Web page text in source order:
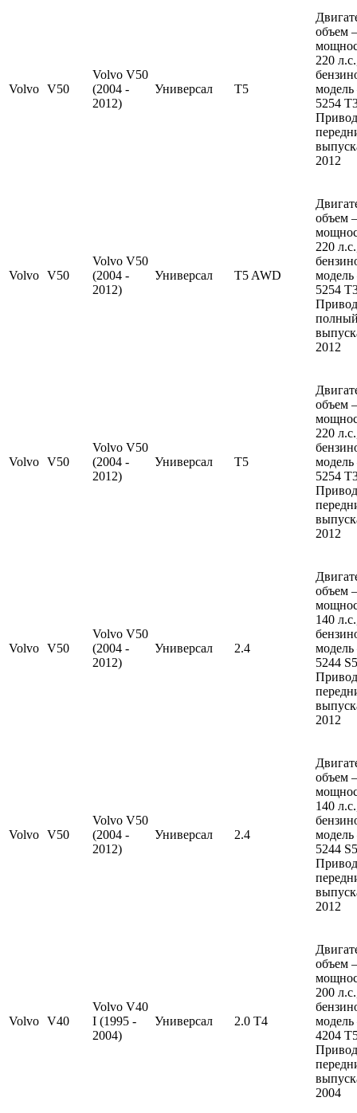
Volvo V50
Volvo V50
(2004 -
2012)
Универсал T5
объем
220
5254
2012
Volvo V50
Volvo V50
(2004 -
2012)
Универсал T5 AWD
объем
220
5254
2012
Volvo V50
Volvo V50
(2004 -
2012)
Универсал T5
объем
220
5254
2012
Volvo V50
Volvo V50
(2004 -
2012)
Универсал 2.4
объем
140
5244
2012
Volvo V50
Volvo V50
(2004 -
2012)
Универсал 2.4
объем
140
5244
2012
Volvo V40
Volvo V40
I (1995 -
2004)
Универсал 2.0 T4
объем
200
4204
2004